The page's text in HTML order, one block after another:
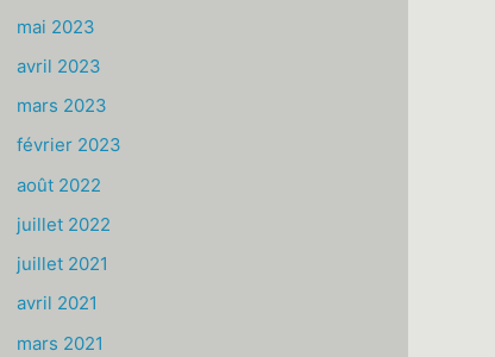
mai 2023
avril 2023
mars 2023
février 2023
août 2022
juillet 2022
juillet 2021
avril 2021
mars 2021